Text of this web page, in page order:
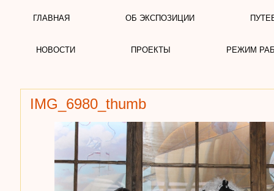
ГЛАВНАЯ ОБ ЭКСПОЗИЦИИ
НОВОСТИ ПРОЕКТЫ РЕЖИМ
IMG_6980_thumb